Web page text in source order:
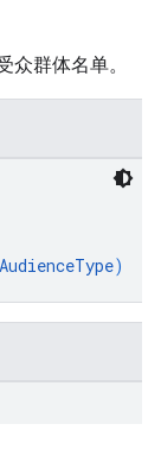
众群体名单。
)